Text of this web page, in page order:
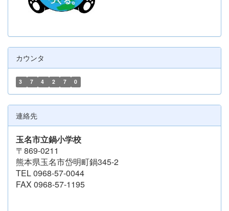
カウンタ
3 7 4 2 7 0
連絡先
玉名市立鍋小学校
〒869-0211
熊本県玉名市岱明町鍋345-2
TEL 0968-57-0044
FAX 0968-57-1195